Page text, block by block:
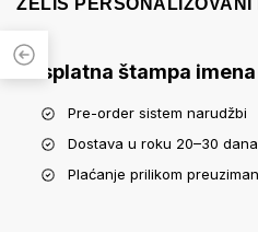
ŽELIŠ PERSONALIZOVANI
Besplatna štampa
Pre-order sistem narudžbi
Dostava u roku 20–30 dana
Plaćanje prilikom